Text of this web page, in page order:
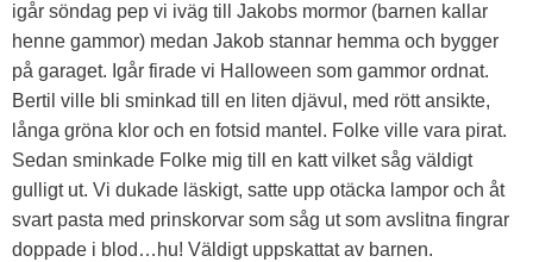
igår söndag pep vi iväg till Jakobs mormor (barnen kallar
henne gammor) medan Jakob stannar hemma och bygger
på garaget. Igår firade vi Halloween som gammor ordnat.
Bertil ville bli sminkad till en liten djävul, med rött ansikte,
långa gröna klor och en fotsid mantel. Folke ville vara pirat.
Sedan sminkade Folke mig till en katt vilket såg väldigt
gulligt ut. Vi dukade läskigt, satte upp otäcka lampor och åt
svart pasta med prinskorvar som såg ut som avslitna fingrar
doppade i blod…hu! Väldigt uppskattat av barnen.